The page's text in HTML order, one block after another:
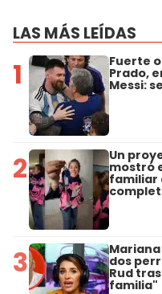
LAS MÁS LEÍDAS
1 Fuerte
Prado,
Messi:
2 Un
mostró
familiar
3 dos
Rud
familia"